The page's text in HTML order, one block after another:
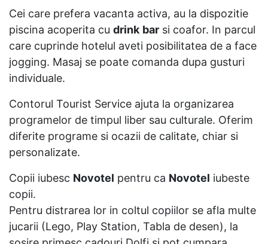
Cei care prefera vacanta activa, au la dispozitie
piscina acoperita cu drink bar si coafor. In parcul
care cuprinde hotelul aveti posibilitatea de a face
jogging. Masaj se poate comanda dupa gusturi
individuale.
Contorul Tourist Service ajuta la organizarea
programelor de timpul liber sau culturale. Oferim
diferite programe si ocazii de calitate, chiar si
personalizate.
Copii iubesc Novotel pentru ca Novotel iubeste
copii.
Pentru distrarea lor in coltul copiilor se afla multe
jucarii (Lego, Play Station, Tabla de desen), la